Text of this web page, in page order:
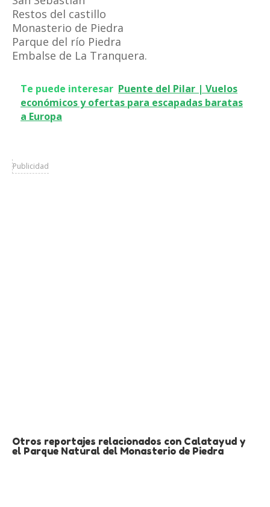
Restos del castillo
Monasterio de Piedra
Parque del río Piedra
Embalse de La Tranquera.
Te puede interesar Puente del Pilar | Vuelos
económicos y ofertas para escapadas baratas
a Europa
Publicidad
Otros reportajes relacionados con Calatayud y
el Parque Natural del Monasterio de Piedra